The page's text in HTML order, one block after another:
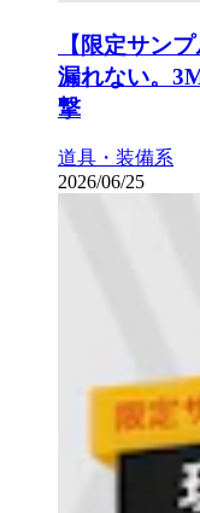
【限定サン
漏れない。
撃
道具・装備系
2026/06/25